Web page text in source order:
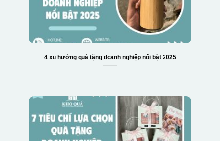
4 xu hướng quà tặng doanh nghiệp nổi bật 2025